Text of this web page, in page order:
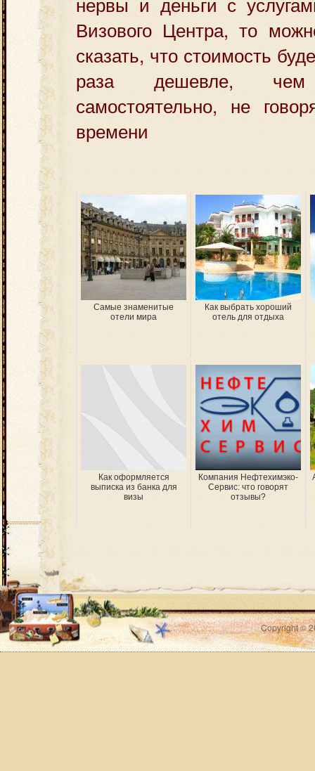
Визового Центра, то
сказать, что стоимость
раза дешевле,
самостоятельно, не
времени
Самые знаменитые
отели мира
Как выбрать хороший
отель для отдыха
Как оформляется
выписка из банка для
визы
Компания Нефтехимэко-
Сервис: что говорят
отзывы?
Copyright ©